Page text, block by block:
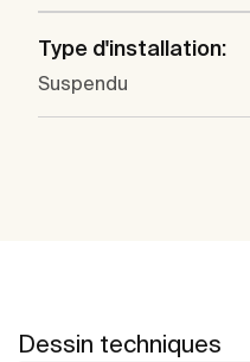
Type d'installation:
Suspendu
Dessin techniques